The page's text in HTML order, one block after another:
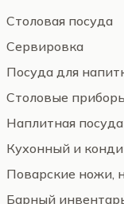
Столовая посуда
Сервировка
Посуда для
Столовые
Наплитная посуда
Кухонный и
Поварские ножи,
Барный